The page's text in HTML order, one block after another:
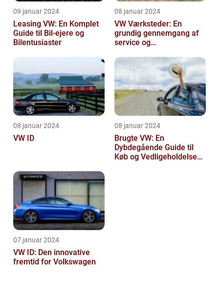
09 januar 2024
Leasing VW: En Komplet
Guide til Bil-ejere og
Bilentusiaster
08 januar 2024
VW Værksteder: En
grundig gennemgang af
service og
08 januar 2024
VW ID
08 januar 2024
Brugte VW: En
Dybdegående Guide til
Køb og Vedligeholdelse
07 januar 2024
VW ID: Den innovative
fremtid for Volkswagen